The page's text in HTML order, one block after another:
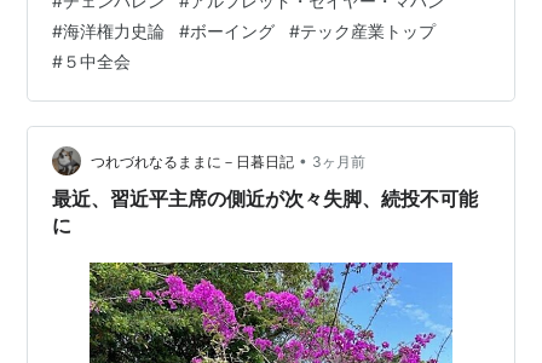
思っている米国の”裸のキング”と、経済や社会をがたがた
にしてしまったのに、なんだか死ぬまで権力にしがみつ
きたい中国の独裁者の顔を見ると、正直うんざりしま
す。 でも、あるところでこの会談を分析、評価しなくて
はならなくなったので、ちょっとだけ触れてみます。
日…
#海洋権力史論 #ボーイング #テック産業トップ
#５中全会
つれづれなるままに－日暮日記 • 3ヶ月前
最近、習近平主席の側近が次々失脚、続投不可能
に